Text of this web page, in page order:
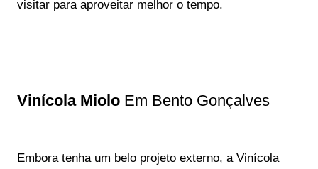
visitar para aproveitar melhor o tempo.
Vinícola Miolo Em Bento Gonçalves
Embora tenha um belo projeto externo, a Vinícola